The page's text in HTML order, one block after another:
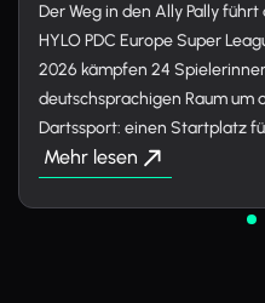
Der Weg in den Ally Pally
HYLO PDC Europe Super
2026 kämpfen 24
deutschsprachigen Raum um
Dartssport: einen Startplatz
Mehr lesen